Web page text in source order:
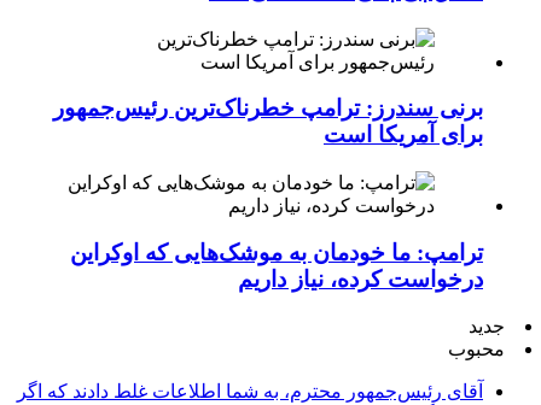
برنی سندرز: ترامپ خطرناک‌ترین رئیس‌جمهور
برای آمریکا است
ترامپ: ما خودمان به موشک‌هایی که اوکراین
درخواست کرده، نیاز داریم
جدید
محبوب
آقای رئیس‌جمهور محترم، به شما اطلاعات غلط دادند که اگر